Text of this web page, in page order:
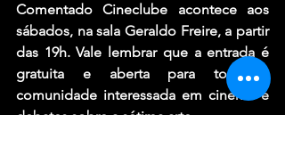
Comentado Cineclube acontece aos
sábados, na sala Geraldo Freire, a partir
das 19h. Vale lembrar que a entrada é
gratuita e aberta para toda a
comunidade interessada em cinema e
debates sobre a sétima arte.